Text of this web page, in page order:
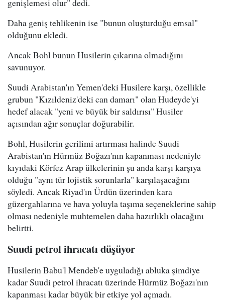
genişlemesi olur" dedi.
Daha geniş tehlikenin ise "bunun oluşturduğu emsal"
olduğunu ekledi.
Ancak Bohl bunun Husilerin çıkarına olmadığını
savunuyor.
Suudi Arabistan'ın Yemen'deki Husilere karşı, özellikle
grubun "Kızıldeniz'deki can damarı" olan Hudeyde'yi
hedef alacak "yeni ve büyük bir saldırısı" Husiler
açısından ağır sonuçlar doğurabilir.
Bohl, Husilerin gerilimi artırması halinde Suudi
Arabistan'ın Hürmüz Boğazı'nın kapanması nedeniyle
kıyıdaki Körfez Arap ülkelerinin şu anda karşı karşıya
olduğu "aynı tür lojistik sorunlarla" karşılaşacağını
söyledi. Ancak Riyad'ın Ürdün üzerinden kara
güzergahlarına ve hava yoluyla taşıma seçeneklerine sahip
olması nedeniyle muhtemelen daha hazırlıklı olacağını
belirtti.
Suudi petrol ihracatı düşüyor
Husilerin Babu'l Mendeb'e uyguladığı abluka şimdiye
kadar Suudi petrol ihracatı üzerinde Hürmüz Boğazı'nın
kapanması kadar büyük bir etkiye yol açmadı.